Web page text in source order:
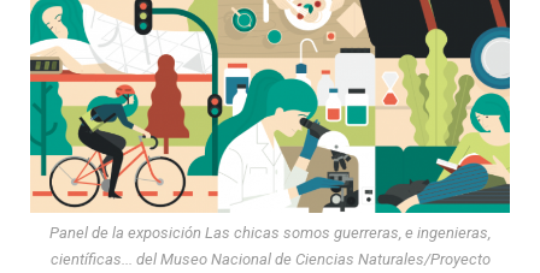
Panel de la exposición Las chicas somos guerreras, e ingenieras,
científicas... del Museo Nacional de Ciencias Naturales/Proyecto